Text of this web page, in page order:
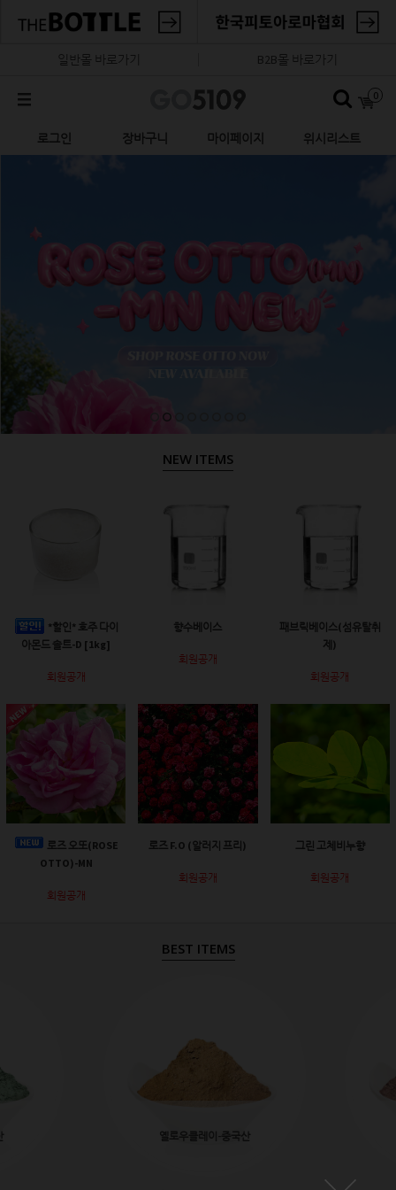
일반몰 바로가기 B2B몰 바로가기
0
로그인 장바구니 마이페이지 위시리스트
NEW ITEMS
*할인* 호주 다이
아몬드 솔트-D [1kg]
회원공개
향수베이스
회원공개
패브릭베이스(섬유탈취
제)
회원공개
로즈 오또(ROSE
OTTO)-MN
회원공개
로즈 F.O (알러지 프리)
회원공개
그린 고체비누향
회원공개
BEST ITEMS
옐로우클레이-중국산